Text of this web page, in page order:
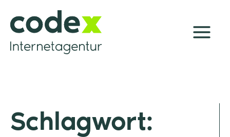
Inhalt
springen
Schlagwort: